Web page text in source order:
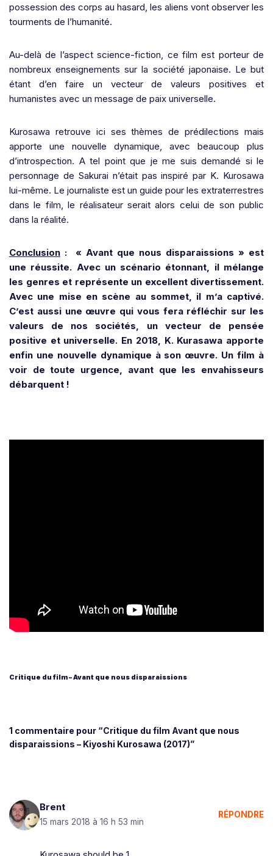
possession des corps au hasard, les aliens vont observer les
tourments de l’humanité.
Au-delà de l’aspect science-fiction, ce film est porteur de
nombreux enseignements sur la société japonaise. Le but
étant d’en faire un vecteur de valeurs positives et
humanistes avec un message de paix universelle.
Kurosawa retrouve ici ses thèmes de prédilections mais
apporte une nouvelle dynamique, avec beaucoup plus
d’introspection. A tel point que je me suis demandé si le
personnage de Sakurai n’était pas inspiré par K. Kurosawa
lui-même. Le journaliste est un guide pour les extraterrestres
dans le film, le réalisateur serait alors celui de son public
dans la réalité.
Conclusion :
« Avant que nous disparaissions » est
une réussite. Avec un scénario étonnant, il mélange
les genres et représente un excellent divertissement.
Avec une mise en scène au sommet, il m’a captivé.
C’est aussi une œuvre qui vous fera réfléchir sur les
valeurs de nos sociétés, un vecteur de pensée
positive et universelle. En 2018, K. Kurasawa apporte
enfin une nouvelle dynamique à son œuvre. Un film à
voir de toute urgence, avant que les envahisseurs
débarquent !
Critique du film – Avant que nous disparaissions
1 commentaire pour “Critique du film Avant que nous
disparaissions – Kiyoshi Kurosawa (2017)”
Brent
15 mars 2018 à 16 h 53 min
RÉPONDRE